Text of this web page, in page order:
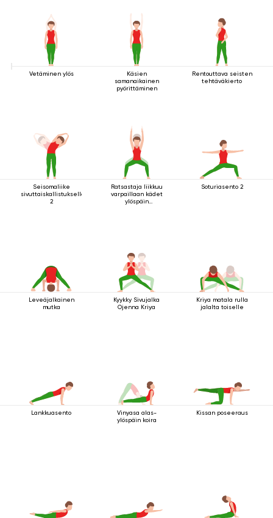
Vetäminen ylös
Käsien
samanaikainen
pyörittäminen
Rentouttava seisten
tehtäväkierto
Seisomaliike
sivuttaiskallistuksella
2
Ratsastaja liikkuu
varpaillaan kädet
ylöspäin
Soturiasento 2
Leveäjalkainen
mutka
Kyykky Sivujalka
Ojenna Kriya
Kriya matala rulla
jalalta toiselle
Lankkuasento
Vinyasa alas-
ylöspäin koira
Kissan poseeraus